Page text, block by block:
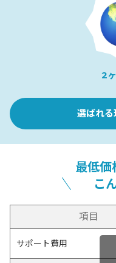
2
選ばれる
最低価
こ
項目
サポート費用